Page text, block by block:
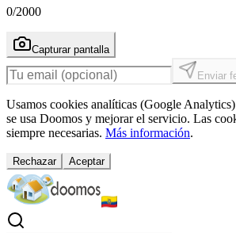
0/2000
Capturar pantalla
Enviar
Usamos cookies analíticas (Google
se usa Doomos y mejorar el servicio. Las
siempre necesarias. Más información.
Rechazar Aceptar